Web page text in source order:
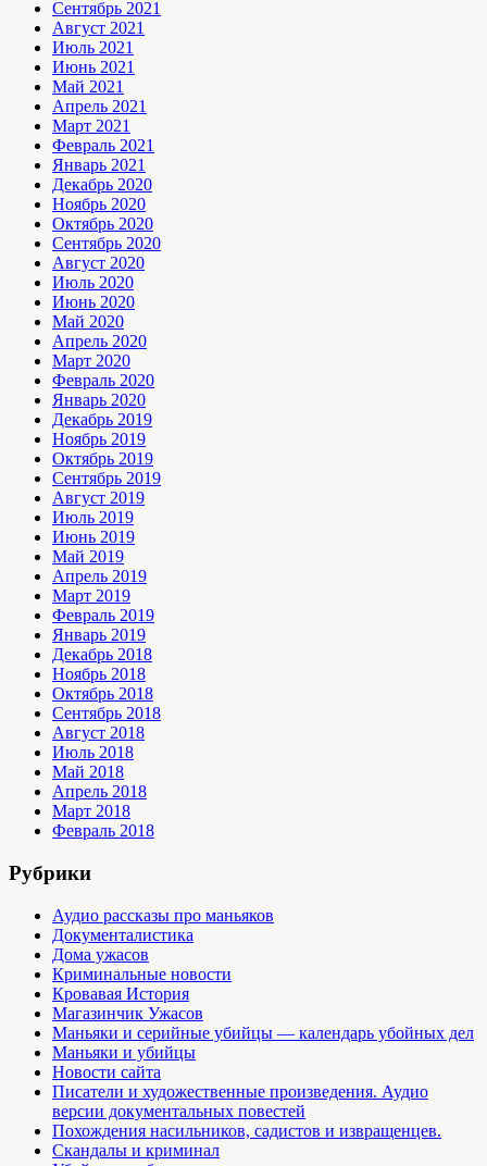
Сентябрь 2021
Август 2021
Июль 2021
Июнь 2021
Май 2021
Апрель 2021
Март 2021
Февраль 2021
Январь 2021
Декабрь 2020
Ноябрь 2020
Октябрь 2020
Сентябрь 2020
Август 2020
Июль 2020
Июнь 2020
Май 2020
Апрель 2020
Март 2020
Февраль 2020
Январь 2020
Декабрь 2019
Ноябрь 2019
Октябрь 2019
Сентябрь 2019
Август 2019
Июль 2019
Июнь 2019
Май 2019
Апрель 2019
Март 2019
Февраль 2019
Январь 2019
Декабрь 2018
Ноябрь 2018
Октябрь 2018
Сентябрь 2018
Август 2018
Июль 2018
Май 2018
Апрель 2018
Март 2018
Февраль 2018
Рубрики
Аудио рассказы про маньяков
Документалистика
Дома ужасов
Криминальные новости
Кровавая История
Магазинчик Ужасов
Маньяки и серийные убийцы — календарь убойных дел
Маньяки и убийцы
Новости сайта
Писатели и художественные произведения. Аудио
версии документальных повестей
Похождения насильников, садистов и извращенцев.
Скандалы и криминал